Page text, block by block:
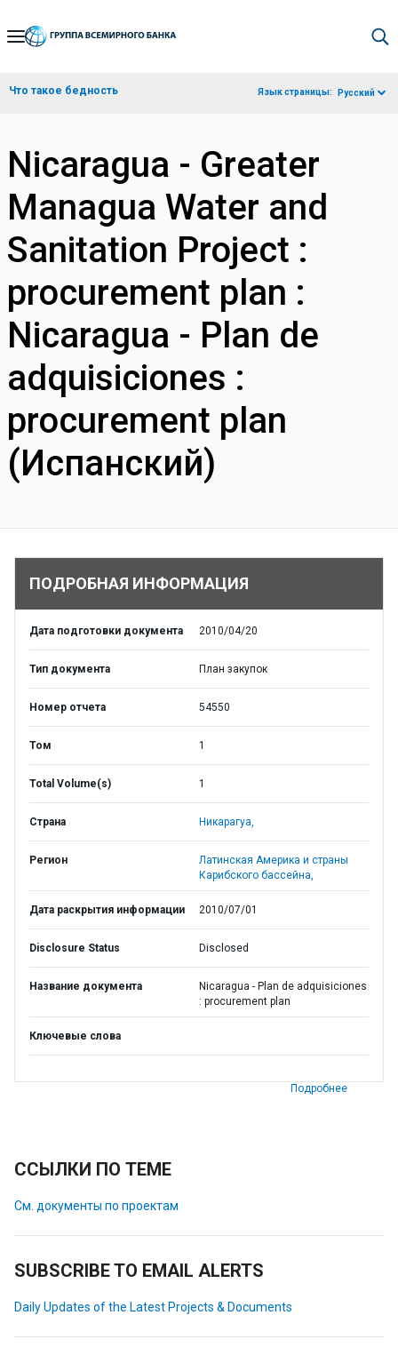
Skip
Navigation
Что такое бедность Язык страницы: Русский
Nicaragua - Greater
Managua Water and
Sanitation Project :
procurement plan :
Nicaragua - Plan de
adquisiciones :
procurement plan
(Испанский)
ПОДРОБНАЯ ИНФОРМАЦИЯ
Дата подготовки документа 2010/04/20
Тип документа План закупок
Номер отчета 54550
Том 1
Total Volume(s) 1
Страна Никарагуа,
Регион
Латинская Америка и страны
Карибского бассейна,
Дата раскрытия информации 2010/07/01
Disclosure Status Disclosed
Название документа
Nicaragua - Plan de adquisiciones
: procurement plan
Ключевые слова
Подробнее
ССЫЛКИ ПО ТЕМЕ
См. документы по проектам
SUBSCRIBE TO EMAIL ALERTS
Daily Updates of the Latest Projects & Documents